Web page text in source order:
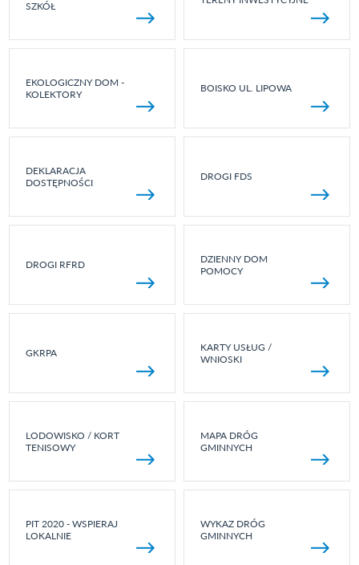
SZKÓŁ
EKOLOGICZNY DOM -
KOLEKTORY
BOISKO UL. LIPOWA
DEKLARACJA
DOSTĘPNOŚCI
DROGI FDS
DROGI RFRD
DZIENNY DOM
POMOCY
GKRPA
KARTY USŁUG /
WNIOSKI
LODOWISKO / KORT
TENISOWY
MAPA DRÓG
GMINNYCH
PIT 2020 - WSPIERAJ
LOKALNIE
WYKAZ DRÓG
GMINNYCH